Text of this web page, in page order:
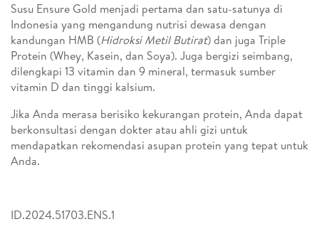
Susu Ensure Gold menjadi pertama dan satu-satunya di
Indonesia yang mengandung nutrisi dewasa dengan
kandungan HMB (Hidroksi Metil Butirat) dan juga Triple
Protein (Whey, Kasein, dan Soya). Juga bergizi seimbang,
dilengkapi 13 vitamin dan 9 mineral, termasuk sumber
vitamin D dan tinggi kalsium.
Jika Anda merasa berisiko kekurangan protein, Anda dapat
berkonsultasi dengan dokter atau ahli gizi untuk
mendapatkan rekomendasi asupan protein yang tepat untuk
Anda.
ID.2024.51703.ENS.1